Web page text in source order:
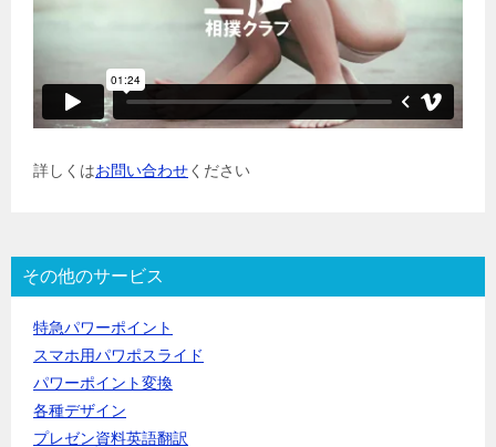
詳しくはお問い合わせください
その他のサービス
特急パワーポイント
スマホ用パワポスライド
パワーポイント変換
各種デザイン
プレゼン資料英語翻訳